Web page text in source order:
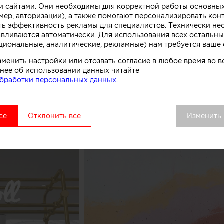
Технически замысел был реализован при помощи
бетона. Логотип магазина мороженого
символизирующих систему охлаждения в автоматах
точки выделяется среди других объектов
сосредоточить внимание покупателей как на
процессе, в основе которого перемешивание слоев
рассказывают авторы этого небольшого
сайтами. Они необходимы для корректной работы
авторизации), а также помогают персонализировать
эффективность рекламы для специалистов. Технически
автоматически. Для использования всех
аналитические, рекламные) нам требуется ваше
настройки или отозвать согласие в любое время во
об использовании данных читайте
персональных данных.
Отклонить все Изменить